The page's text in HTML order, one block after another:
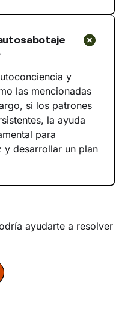
y
las mencionadas
si los patrones
la ayuda
para
y desarrollar un plan
ayudarte a resolver